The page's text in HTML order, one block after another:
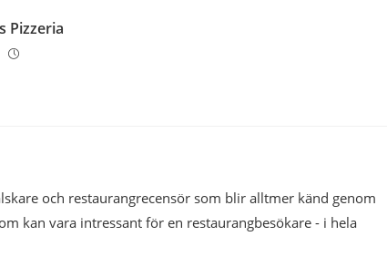
Pizzeria
och restaurangrecensör som blir alltmer känd genom
kan vara intressant för en restaurangbesökare - i hela